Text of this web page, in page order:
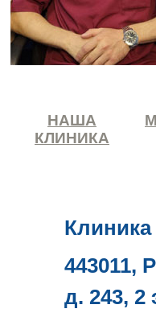
НАША
КЛИНИКА
443011,
д. 243, 2